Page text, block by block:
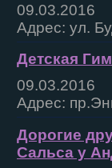
09.03.2016
Адрес: ул.
Детская
09.03.2016
Адрес:
Дорогие
Сальса у